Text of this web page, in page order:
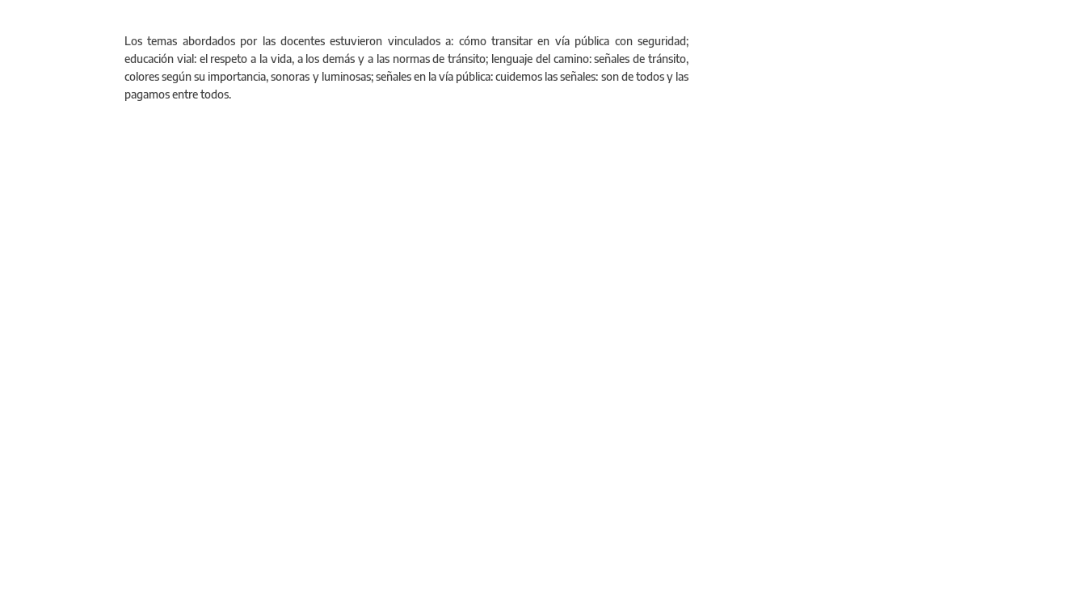
Los temas abordados por las docentes estuvieron vinculados a: cómo transitar en vía pública con seguridad;
educación vial: el respeto a la vida, a los demás y a las normas de tránsito; lenguaje del camino: señales de tránsito,
colores según su importancia, sonoras y luminosas; señales en la vía pública: cuidemos las señales: son de todos y las
pagamos entre todos.